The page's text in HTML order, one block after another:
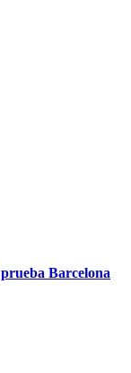
Barcelona